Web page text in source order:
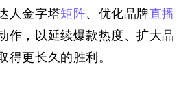
人金字塔矩阵、优化品牌直播
作，以延续爆款热度、扩大品
得更长久的胜利。